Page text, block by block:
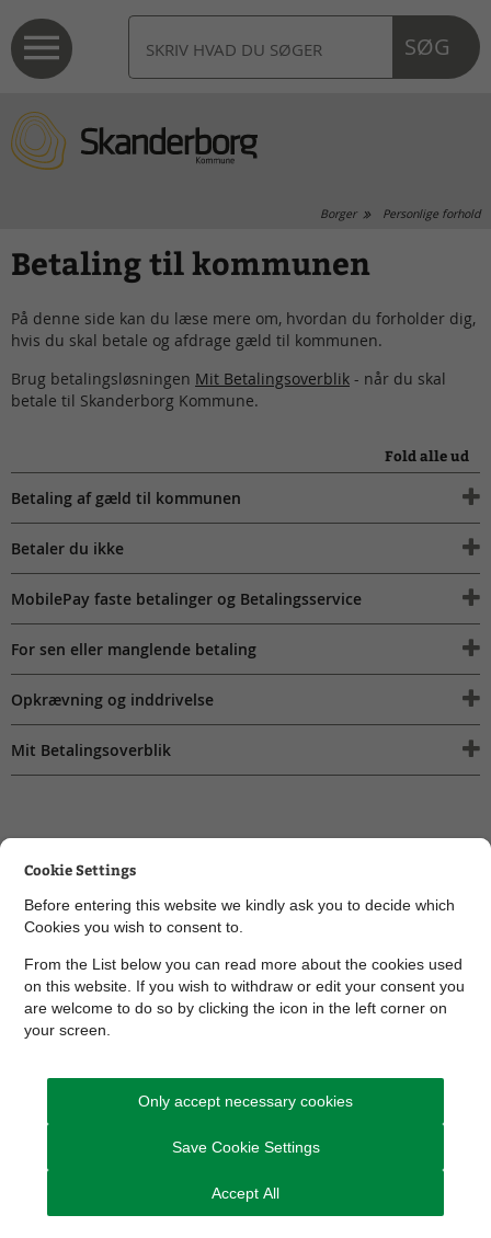
SØG
Borger Personlige forhold
Betaling til kommunen
På denne side kan du læse mere om, hvordan du forholder dig,
hvis du skal betale og afdrage gæld til kommunen.
Brug betalingsløsningen Mit Betalingsoverblik - når du skal
betale til Skanderborg Kommune.
Fold alle ud
Betaling af gæld til kommunen
Betaler du ikke
MobilePay faste betalinger og Betalingsservice
For sen eller manglende betaling
Opkrævning og inddrivelse
Mit Betalingsoverblik
Kontakt Borgerservice
Send sikker digital post
Borger:Send Digital Post til Borgerservice som borger
Virksomhed/forening:
Du kan også ringe til os på telefonnummer
8794 7000
Telefontid
Mandag, tirsdag og onsdag: kl. 09:00 - 13:00
Cookie Settings
Before entering this website we kindly ask you to decide which
Cookies you wish to consent to.
From the List below you can read more about the cookies used
on this website. If you wish to withdraw or edit your consent you
are welcome to do so by clicking the icon in the left corner on
your screen.
Only accept necessary cookies
Save Cookie Settings
Accept All